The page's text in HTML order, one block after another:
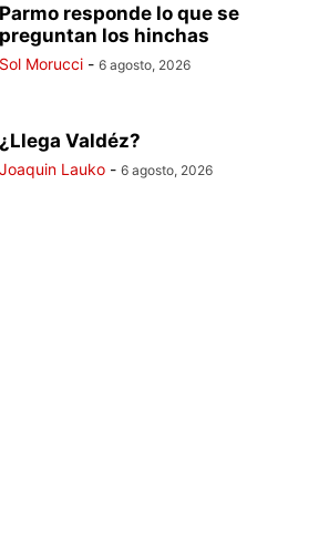
Parmo responde lo que se
preguntan los hinchas
Sol Morucci - 6 agosto, 2026
¿Llega Valdéz?
Joaquin Lauko - 6 agosto, 2026